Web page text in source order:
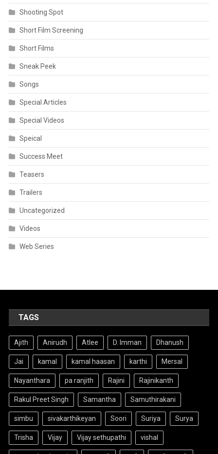
Shooting Spot
Short Film Screening
Short Films
Sneak Peek
Songs
Special Articles
Special Videos
Speical
Success Meet
Teasers
Trailers
Uncategorized
Videos
Web Series
TAGS
Ajith Anirudh Atlee D. Imman Dhanush
Jai kamal kamal haasan karthi Mersal
Nayanthara pa ranjith Rajini Rajinikanth
Rakul Preet Singh Samantha Samuthirakani
simbu sivakarthikeyan Soori Suriya Surya
Trisha Vijay Vijay sethupathi vishal